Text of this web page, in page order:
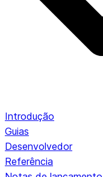
Introdução
Guias
Desenvolvedor
Referência